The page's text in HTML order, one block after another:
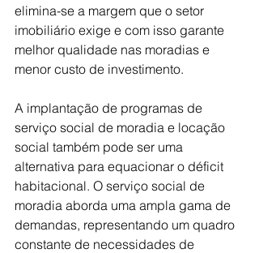
elimina-se a margem que o setor
imobiliário exige e com isso garante
melhor qualidade nas moradias e
menor custo de investimento.
A implantação de programas de
serviço social de moradia e locação
social também pode ser uma
alternativa para equacionar o déficit
habitacional. O serviço social de
moradia aborda uma ampla gama de
demandas, representando um quadro
constante de necessidades de